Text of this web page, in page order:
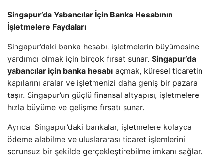
Singapur’da Yabancılar İçin Banka Hesabının
İşletmelere Faydaları
Singapur’daki banka hesabı, işletmelerin büyümesine
yardımcı olmak için birçok fırsat sunar. Singapur’da
yabancılar için banka hesabı açmak, küresel ticaretin
kapılarını aralar ve işletmenizi daha geniş bir pazara
taşır. Singapur’un güçlü finansal altyapısı, işletmelere
hızla büyüme ve gelişme fırsatı sunar.
Ayrıca, Singapur’daki bankalar, işletmelere kolayca
ödeme alabilme ve uluslararası ticaret işlemlerini
sorunsuz bir şekilde gerçekleştirebilme imkanı sağlar.